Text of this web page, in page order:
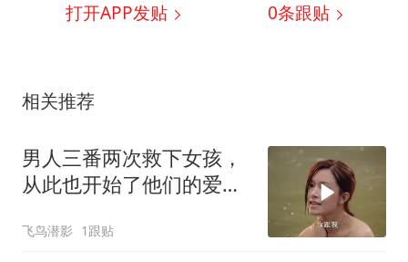
打开APP发贴 0条跟贴
相关推荐
男人三番两次救下女孩，
从此也开始了他们的爱情
飞鸟潜影 1跟贴